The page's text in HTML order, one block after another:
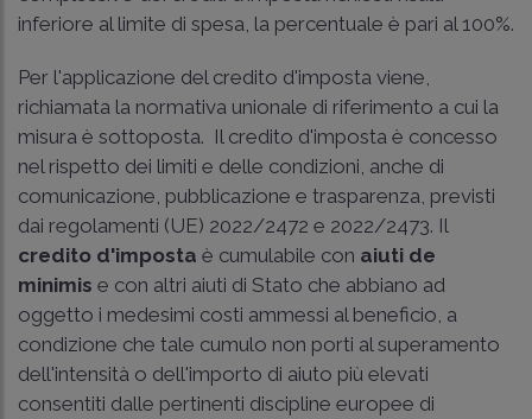
inferiore al limite di spesa, la percentuale è pari al 100%.
Per l'applicazione del credito d'imposta viene,
richiamata la normativa unionale di riferimento a cui la
misura è sottoposta. Il credito d'imposta è concesso
nel rispetto dei limiti e delle condizioni, anche di
comunicazione, pubblicazione e trasparenza, previsti
dai regolamenti (UE) 2022/2472 e 2022/2473. Il
credito d'imposta è cumulabile con aiuti de
minimis e con altri aiuti di Stato che abbiano ad
oggetto i medesimi costi ammessi al beneficio, a
condizione che tale cumulo non porti al superamento
dell'intensità o dell'importo di aiuto più elevati
consentiti dalle pertinenti discipline europee di